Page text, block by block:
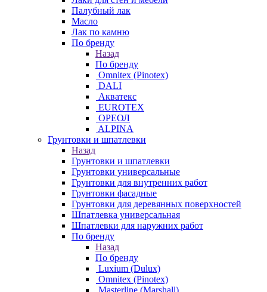
Палубный лак
Масло
Лак по камню
По бренду
Назад
По бренду
Omnitex (Pinotex)
DALI
Акватекс
EUROTEX
ОРЕОЛ
ALPINA
Грунтовки и шпатлевки
Назад
Грунтовки и шпатлевки
Грунтовки универсальные
Грунтовки для внутренних работ
Грунтовки фасадные
Грунтовки для деревянных поверхностей
Шпатлевка универсальная
Шпатлевки для наружних работ
По бренду
Назад
По бренду
Luxium (Dulux)
Omnitex (Pinotex)
Masterline (Marshall)